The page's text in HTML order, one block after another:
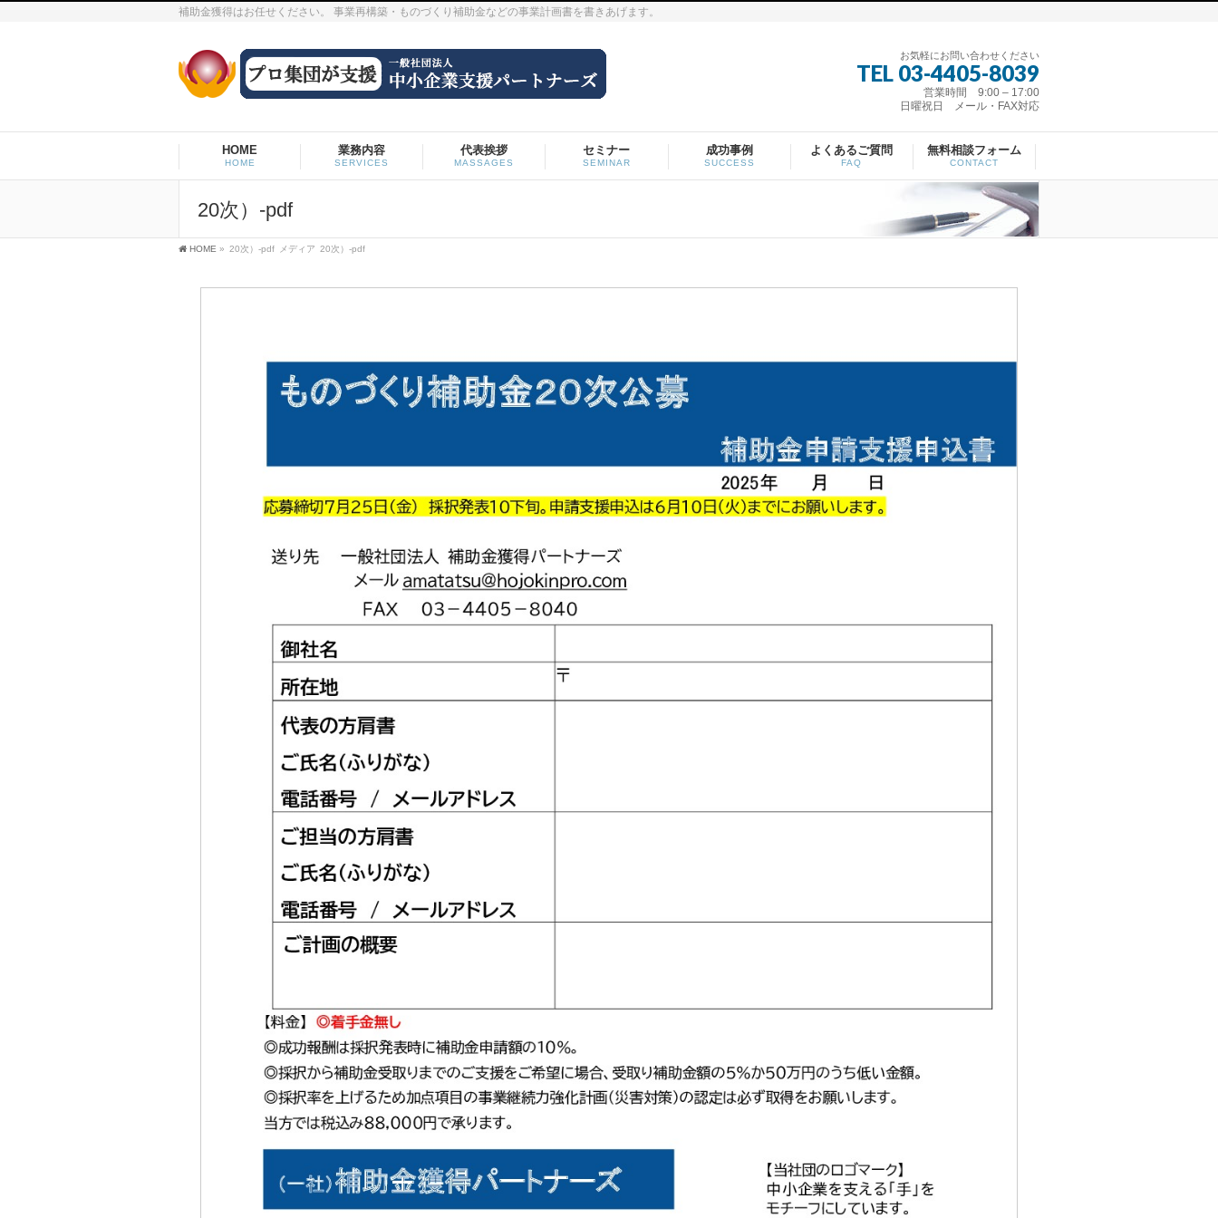
補助金獲得はお任せください。 事業再構築・ものづくり補助金などの事業計画書を書きあげます。
お気軽にお問い合わせください
TEL 03-4405-8039
営業時間 9:00 – 17:00
日曜祝日 メール・FAX対応
HOME
HOME
業務内容
SERVICES
代表挨拶
MASSAGES
セミナー
SEMINAR
成功事例
SUCCESS
よくあるご質問
FAQ
無料相談フォーム
CONTACT
20次）-pdf
HOME » 20次）-pdf メディア 20次）-pdf